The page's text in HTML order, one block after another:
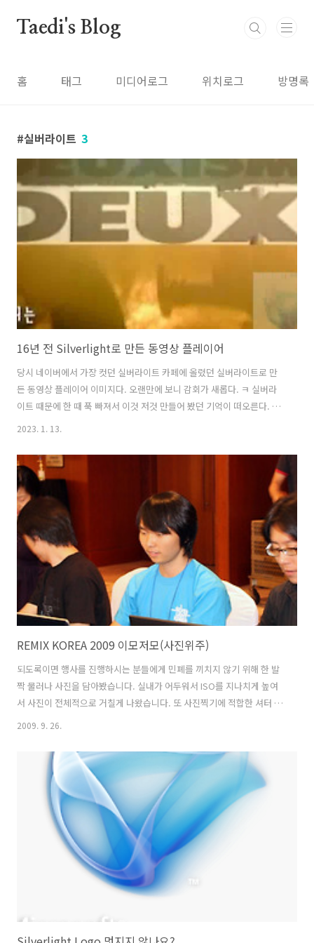
Taedi's Blog
홈 태그 미디어로그 위치로그 방명록
실버라이트 3
16년 전 Silverlight로 만든 동영상 플레이어
당시 네이버에서 가장 컷던 실버라이트 카페에 올렸던 실버라이트로 만
든 동영상 플레이어 이미지다. 오랜만에 보니 감회가 새롭다. ㅋ 실버라
이트 때문에 한 때 푹 빠져서 이것 저것 만들어 봤던 기억이 떠오른다. 당
시 비싼 가격에 웹호스팅 업체에 한 달 사용료를 내고 테스트용 웹사이트
개방에 많이 신경 쓰는지라 리눅스 환경에서도 닷넷 서비스를 할 수 있는
시대가 됐다. 또 저렴한 가격에 MS의 에저, 아마존의 AWS등 클라우드
환경이 지원되기도 하다. 옛날 호랑이 담배 피던 시절처럼? 서버가 맛가
면 밤 새워가며 복구하는 시대는 저 멀리 갔다. 막말로 카트리지 형태로
이전에 돌리던 환경 그대로 복제하여 복구 할 수도 있다. 또 쿠버네티
스,..
2023. 1. 13.
REMIX KOREA 2009 이모저모(사진위주)
되도록이면 행사를 진행하시는 분들에게 민폐를 끼치지 않기 위해 한 발
짝 물러나 사진을 담아봤습니다. 실내가 어두워서 ISO를 지나치게 높여
서 사진이 전체적으로 거칠게 나왔습니다. 또 사진찍기에 적합한 셔터 스
피드를 찾기가 매우 어려워 사진 대부분이 초점도 안맞고 흔들렸네요...
다....) 어두운 사진은 포토샵을 이용하여 전체적으로 밝게 처리하였습니
다. 행사를 준비하신 모든분들 정말 고생하셨습니다.
2009. 9. 26.